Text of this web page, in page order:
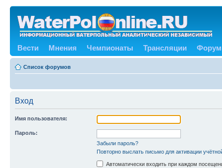
Вести Мнения Чемпионаты Трансляции Форум
Список форумов
Вход
Имя пользователя:
Пароль:
Забыли пароль?
Повторно выслать письмо для активации
Автоматически входить при каждом